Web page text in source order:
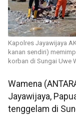
Kapolres Jayawijaya
kanan sendiri)
korban di Sungai Uwe
Wamena
Jayawijaya,
tenggelam di